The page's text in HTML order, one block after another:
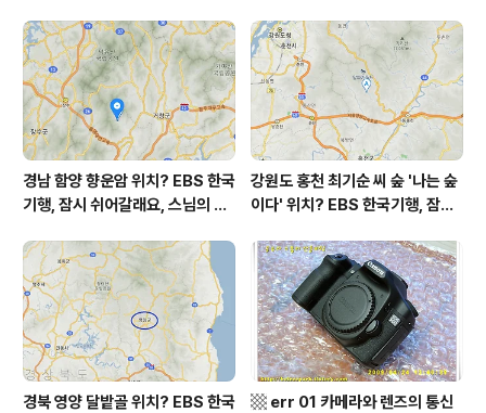
봄날, 하동 이태석 씨 하동군 화개
면 들꽃산방펜션 어디? / 경상남도
가볼 만한 곳, 화개장터
역, 평가원 2019년 고3 9월 영어
영역 외국어영역 전문 해석, Engli
sh to Korean translation
경남 함양 향운암 위치? EBS 한국
기행, 잠시 쉬어갈래요, 스님의 어
상남도 함양군 가볼 만한 곳, 용추
계곡 향운암 명천스님, 덕유산 황
석산 거망산 기백산
강원도 홍천 최기순 씨 숲 '나는 숲
이다' 위치? EBS 한국기행, 잠시
군 최기순 씨 캠핑장 펜션 어디? /
강원도 홍천군 가볼 만한 곳, (구)
까르돈, kbs 인간극장
경북 영양 달밭골 위치? EBS 한국
▩ err 01 카메라와 렌즈의 통신